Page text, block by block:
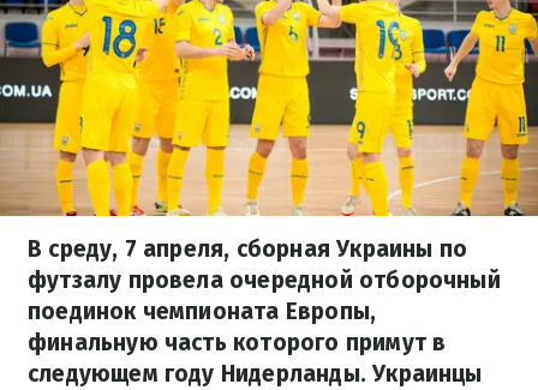
В среду, 7 апреля, сборная Украины по
футзалу провела очередной отборочный
поединок чемпионата Европы,
финальную часть которого примут в
следующем году Нидерланды. Украинцы